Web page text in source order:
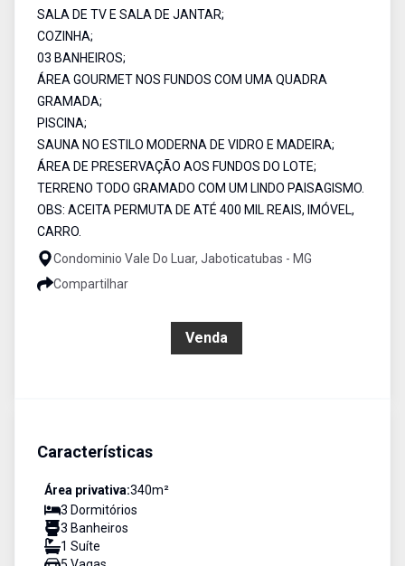
SALA DE TV E SALA DE JANTAR;
COZINHA;
03 BANHEIROS;
ÁREA GOURMET NOS FUNDOS COM UMA QUADRA
GRAMADA;
PISCINA;
SAUNA NO ESTILO MODERNA DE VIDRO E MADEIRA;
ÁREA DE PRESERVAÇÃO AOS FUNDOS DO LOTE;
TERRENO TODO GRAMADO COM UM LINDO PAISAGISMO.
OBS: ACEITA PERMUTA DE ATÉ 400 MIL REAIS, IMÓVEL,
CARRO.
Condominio Vale Do Luar, Jaboticatubas - MG
Compartilhar
Venda
Características
Área privativa:340m²
3 Dormitórios
3 Banheiros
1 Suíte